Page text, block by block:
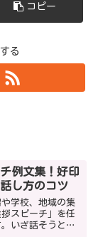
コピー
る
例文集！好印
し方のコツ
学校、地域の集
スピーチ」を任
いざ話そうとす